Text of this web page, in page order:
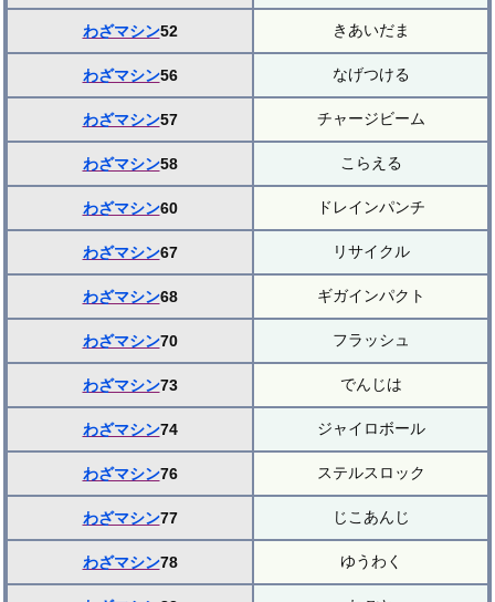
わざマシン52 きあいだま
わざマシン56 なげつける
わざマシン57 チャージビーム
わざマシン58 こらえる
わざマシン60 ドレインパンチ
わざマシン67 リサイクル
わざマシン68 ギガインパクト
わざマシン70 フラッシュ
わざマシン73 でんじは
わざマシン74 ジャイロボール
わざマシン76 ステルスロック
わざマシン77 じこあんじ
わざマシン78 ゆうわく